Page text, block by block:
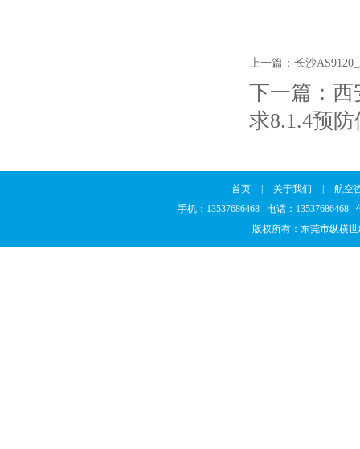
上一篇： 长沙
下一篇： 西
求8.1.4预
首页 关于我们
航空
手机：13537686468 电话：13537686468
版权所有：东莞市纵横